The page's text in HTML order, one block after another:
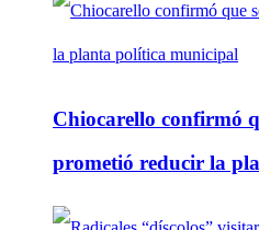
Chiocarello confirmó
prometió reducir la